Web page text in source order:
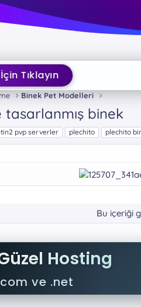
Binek Pet Modelleri
binek
pvp serverler plechito plechito
Bu içeriği
Hosting
ve .net